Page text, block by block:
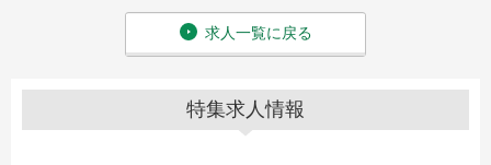
求人一覧に戻る
特集求人情報